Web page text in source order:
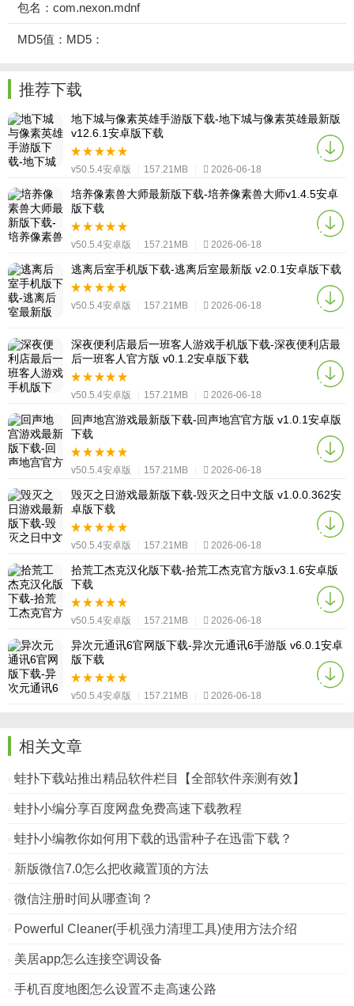
包名：com.nexon.mdnf
MD5值：MD5：
推荐下载
地下城与像素英雄手游版下载-地下城与像素英雄最新版
v12.6.1安卓版下载
v50.5.4安卓版 157.21MB 2026-06-18
培养像素兽大师最新版下载-培养像素兽大师v1.4.5安卓
版下载
v50.5.4安卓版 157.21MB 2026-06-18
逃离后室手机版下载-逃离后室最新版 v2.0.1安卓版下载
v50.5.4安卓版 157.21MB 2026-06-18
深夜便利店最后一班客人游戏手机版下载-深夜便利店最
后一班客人官方版 v0.1.2安卓版下载
v50.5.4安卓版 157.21MB 2026-06-18
回声地宫游戏最新版下载-回声地宫官方版 v1.0.1安卓版
下载
v50.5.4安卓版 157.21MB 2026-06-18
毁灭之日游戏最新版下载-毁灭之日中文版 v1.0.0.362安
卓版下载
v50.5.4安卓版 157.21MB 2026-06-18
拾荒工杰克汉化版下载-拾荒工杰克官方版v3.1.6安卓版
下载
v50.5.4安卓版 157.21MB 2026-06-18
异次元通讯6官网版下载-异次元通讯6手游版 v6.0.1安卓
版下载
v50.5.4安卓版 157.21MB 2026-06-18
相关文章
蛙扑下载站推出精品软件栏目【全部软件亲测有效】
蛙扑小编分享百度网盘免费高速下载教程
蛙扑小编教你如何用下载的迅雷种子在迅雷下载？
新版微信7.0怎么把收藏置顶的方法
微信注册时间从哪查询？
Powerful Cleaner(手机强力清理工具)使用方法介绍
美居app怎么连接空调设备
手机百度地图怎么设置不走高速公路